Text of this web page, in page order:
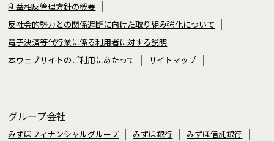
利益相反管理方針の概要
反社会的勢力との関係遮断に向けた取り組み強化について
電子決済等代行業に係る利用者に対する説明
本ウェブサイトのご利用にあたって
サイトマップ
グループ会社
みずほフィナンシャルグループ みずほ銀行
みずほ信託銀行